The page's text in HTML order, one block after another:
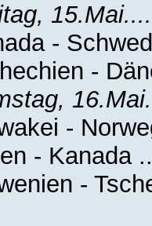
-
-
-
- Kanada
-